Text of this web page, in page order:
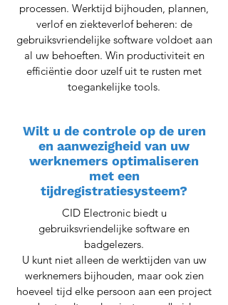
processen. Werktijd bijhouden, plannen,
verlof en ziekteverlof beheren: de
gebruiksvriendelijke software voldoet aan
al uw behoeften. Win productiviteit en
efficiëntie door uzelf uit te rusten met
toegankelijke tools.
Wilt u de controle op de uren
en aanwezigheid van uw
werknemers optimaliseren
met een
tijdregistratiesysteem?
CID Electronic biedt u
gebruiksvriendelijke software en
badgelezers.
U kunt niet alleen de werktijden van uw
werknemers bijhouden, maar ook zien
hoeveel tijd elke persoon aan een project